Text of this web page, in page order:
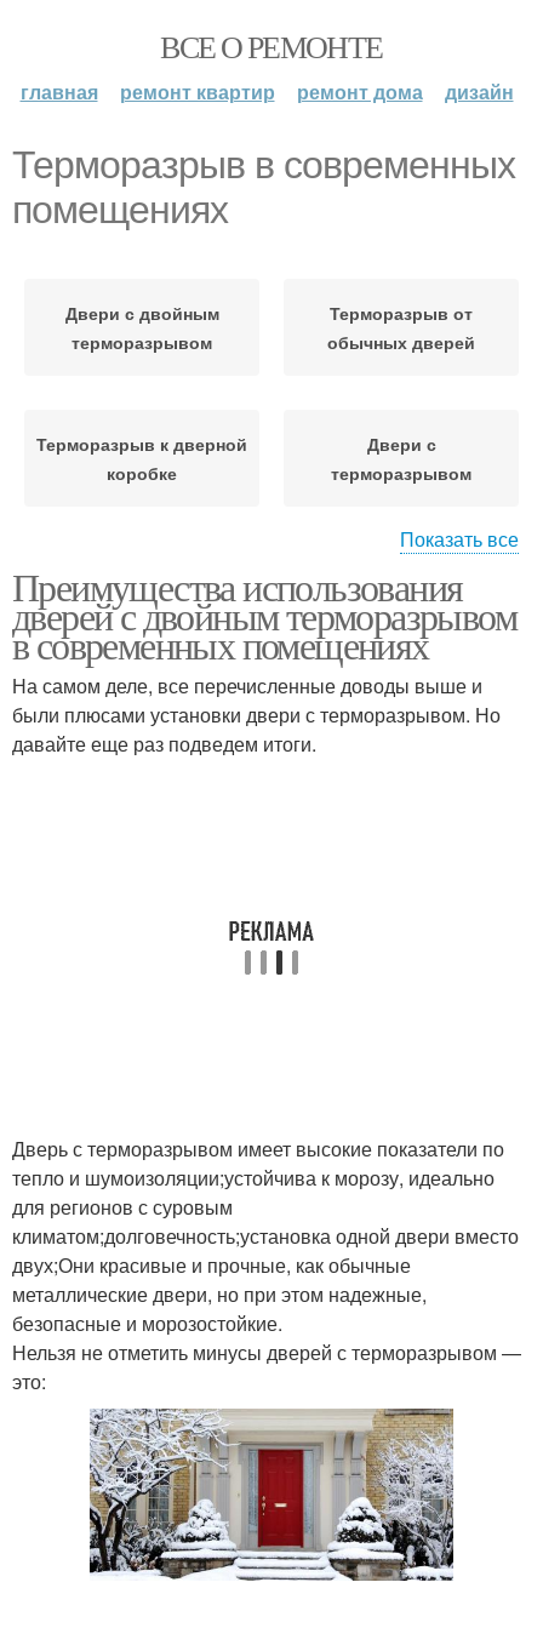
ВСЕ О РЕМОНТЕ
главная ремонт квартир ремонт дома дизайн
Терморазрыв в современных
помещениях
Двери с двойным
терморазрывом
Терморазрыв от
обычных дверей
Терморазрыв к дверной
коробке
Двери с
терморазрывом
Двери в помещениях
Показать все
Преимущества использования
дверей с двойным терморазрывом
в современных помещениях
На самом деле, все перечисленные доводы выше и
были плюсами установки двери с терморазрывом. Но
давайте еще раз подведем итоги.
Дверь с терморазрывом имеет высокие показатели по
тепло и шумоизоляции;устойчива к морозу, идеально
для регионов с суровым
климатом;долговечность;установка одной двери вместо
двух;Они красивые и прочные, как обычные
металлические двери, но при этом надежные,
безопасные и морозостойкие.
Нельзя не отметить минусы дверей с терморазрывом —
это: